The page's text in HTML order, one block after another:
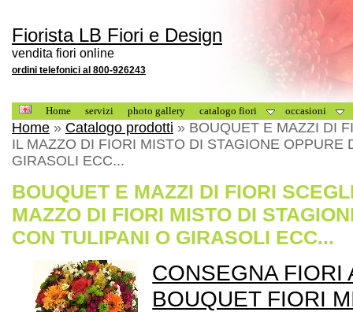
Fiorista LB Fiori e Design
vendita fiori online
ordini telefonici al 800-926243
Home servizi photo gallery catalogo fiori occasioni
Home » Catalogo prodotti » BOUQUET E MAZZI DI
IL MAZZO DI FIORI MISTO DI STAGIONE OPPURE
GIRASOLI ECC...
BOUQUET E MAZZI DI FIORI
MAZZO DI FIORI MISTO DI
CON TULIPANI O GIRASOLI ECC...
CONSEGNA FIORI
BOUQUET FIORI